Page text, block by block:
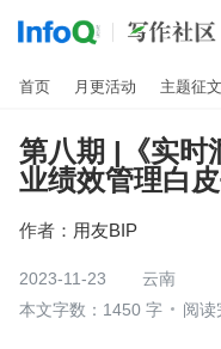
首页 月更活动 主题征文
第八期 |《实时
业绩效管理白
作者： 用友BIP
2023-11-23
云南
本文字数：1450 字
阅读